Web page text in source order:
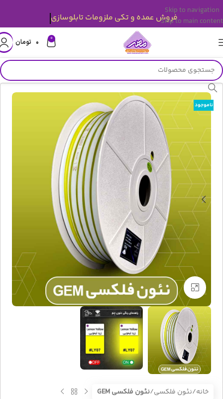
Skip to navigation
Skip to main content
0 ۰ تومان
ناموجود
بزرگنمایی تصویر
خانه نئون فلکسی نئون فلکسی GEM
فروش عمده و تکی ملزومات تابلوسازی